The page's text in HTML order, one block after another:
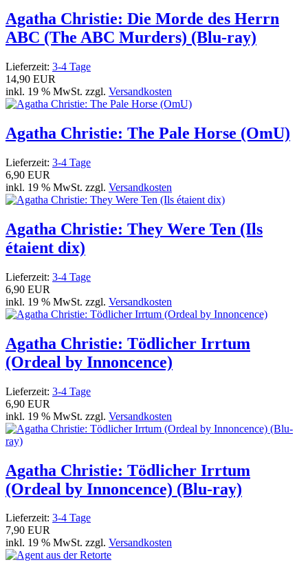
Agatha Christie: Die Morde des Herrn
ABC (The ABC Murders) (Blu-ray)
Lieferzeit: 3-4 Tage
14,90 EUR
inkl. 19 % MwSt. zzgl. Versandkosten
Agatha Christie: The Pale Horse (OmU)
Lieferzeit: 3-4 Tage
6,90 EUR
inkl. 19 % MwSt. zzgl. Versandkosten
Agatha Christie: They Were Ten (Ils
étaient dix)
Lieferzeit: 3-4 Tage
6,90 EUR
inkl. 19 % MwSt. zzgl. Versandkosten
Agatha Christie: Tödlicher Irrtum
(Ordeal by Innoncence)
Lieferzeit: 3-4 Tage
6,90 EUR
inkl. 19 % MwSt. zzgl. Versandkosten
Agatha Christie: Tödlicher Irrtum
(Ordeal by Innoncence) (Blu-ray)
Lieferzeit: 3-4 Tage
7,90 EUR
inkl. 19 % MwSt. zzgl. Versandkosten